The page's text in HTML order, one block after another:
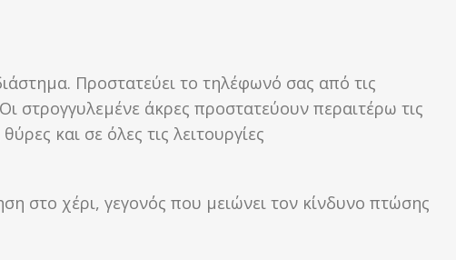
Προστατεύει το τηλέφωνό σας από τις
στρογγυλεμένε άκρες προστατεύουν περαιτέρω τις
και σε όλες τις λειτουργίες
στο χέρι, γεγονός που μειώνει τον κίνδυνο πτώσης